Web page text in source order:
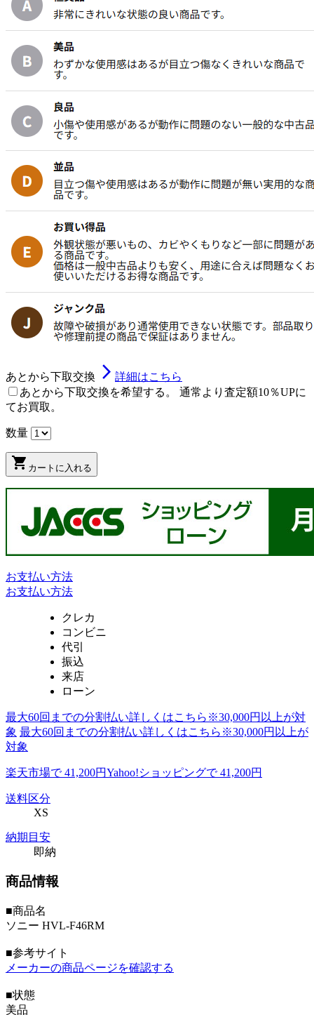
あとから下取交換 arrow_forward_ios 詳細はこちら
あとから下取交換を希望する。 通常より査定額10％UPに
てお買取。
数量
shopping_cart カートに入れる
お支払い方法
お支払い方法
クレカ
コンビニ
代引
振込
来店
ローン
最大60回までの分割払い詳しくはこちら※30,000円以上が対
象 最大60回までの分割払い詳しくはこちら※30,000円以上が
対象
楽天市場で 41,200円Yahoo!ショッピングで 41,200円
送料区分
XS
納期目安
即納
商品情報
■商品名
ソニー HVL-F46RM
■参考サイト
メーカーの商品ページを確認する
■状態
美品